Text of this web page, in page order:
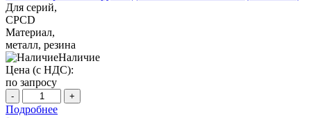
Для серий,
CPCD
Материал,
металл, резина
Наличие
Цена (с НДС):
по запросу
- +
Подробнее